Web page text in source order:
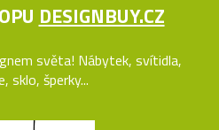
DESIGNBUY.CZ
světa! Nábytek, svítidla,
sklo, šperky...